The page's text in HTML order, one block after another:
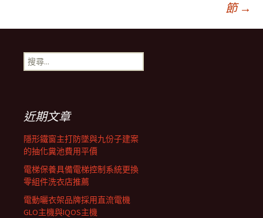
導
列
節 →
搜
尋
近期文章
隱形鐵窗主打防墜與九份子建案
的抽化糞池費用平價
電梯保養具備電梯控制系統更換
零組件洗衣店推薦
電動曬衣架品牌採用直流電機
GLO主機與IQOS主機